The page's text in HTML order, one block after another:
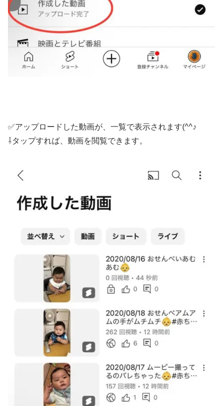
✅アップロードした動画が、一覧で表示されます(^^♪
⇩タップすれば、動画を閲覧できます。